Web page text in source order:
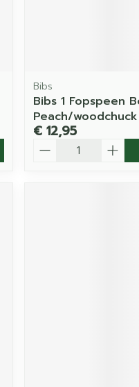
Bibs
Bibs 1 Fopspeen
Peach/
€ 12,95